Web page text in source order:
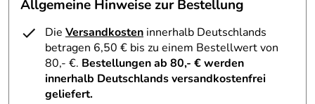
Plauener Spitze BxHxT 9x9x0,1cm" – wenn vorhanden
Höhe mit Maßangabe, davor ein „ca.“
Maße: ca. 9x9x0,1 cm
Material: Echte Plauener Spitze
Farbe: Weiß/Naturfarben
Allgemeine Hinweise zur Bestellung
Die Versandkosten innerhalb Deutschlands
betragen 6,50 € bis zu einem Bestellwert von
80,- €. Bestellungen ab 80,- € werden
innerhalb Deutschlands versandkostenfrei
geliefert.